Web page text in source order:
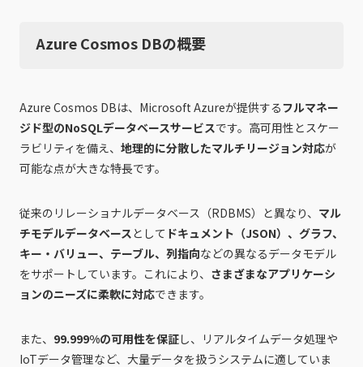
Azure Cosmos DBの概要
Azure Cosmos DBは、Microsoft Azureが提供するフルマネー
ジド型のNoSQLデータベースサービスです。高可用性とスケー
ラビリティを備え、 地理的に分散したマルチリージョン対応が
可能な点が大きな特長です。
従来のリレーショナルデータベース（RDBMS）と異なり、 マル
チモデルデータベースとして ドキュメント（JSON）、グラフ、
キー・バリュー、テーブル、列指向などの異なるデータモデル
をサポートしています。これにより、 さまざまなアプリケーシ
ョンのニーズに柔軟に対応できます。
また、 99.999%の可用性を保証し、リアルタイムデータ処理や
IoTデータ管理など、大量データを扱うシステムに適していま